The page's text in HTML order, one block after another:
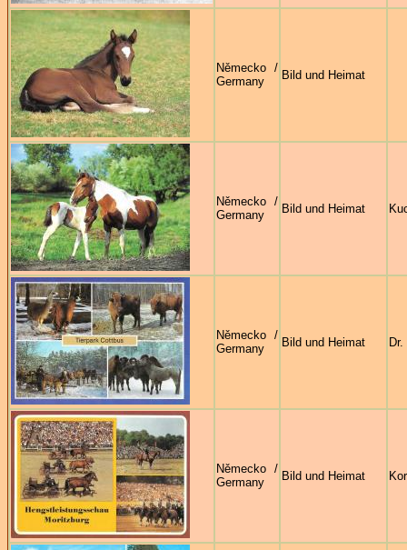
Německo /
Germany
Bild und Heimat
Německo /
Germany
Bild und Heimat
Německo /
Germany
Bild und Heimat Dr.
Německo /
Germany
Bild und Heimat